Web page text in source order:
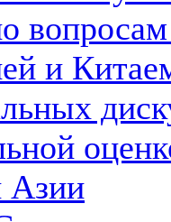
и
Азии